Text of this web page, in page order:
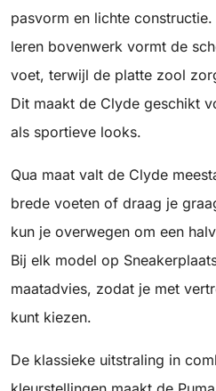
pasvorm en lichte
leren bovenwerk vormt de
voet, terwijl de platte zool
Dit maakt de Clyde geschikt
als sportieve looks.
Qua maat valt de Clyde
brede voeten of draag je
kun je overwegen om een
Bij elk model op
maatadvies, zodat je met
kunt kiezen.
De klassieke uitstraling in